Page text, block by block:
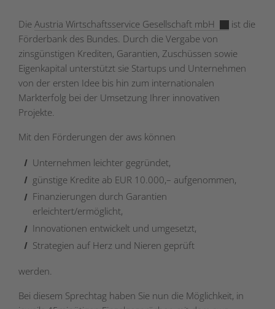
Die Austria Wirtschaftsservice Gesellschaft mbH
ist die
Förderbank des Bundes. Durch die Vergabe von
zinsgünstigen Krediten, Garantien, Zuschüssen sowie
Eigenkapital unterstützt sie Startups und Unternehmen
von der ersten Idee bis hin zum internationalen
Markterfolg bei der Umsetzung Ihrer innovativen
Projekte.
Mit den Förderungen der aws können
Unternehmen leichter gegründet,
günstige Kredite ab EUR 10.000,– aufgenommen,
Finanzierungen durch Garantien
erleichtert/ermöglicht,
Innovationen entwickelt und umgesetzt,
Strategien auf Herz und Nieren geprüft
werden.
Bei diesem Sprechtag haben Sie nun die Möglichkeit, in